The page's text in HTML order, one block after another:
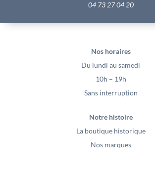
04 73 27 04 20
Nos horaires
Du lundi au samedi
10h – 19h
Sans interruption
Notre histoire
La boutique historique
Nos marques